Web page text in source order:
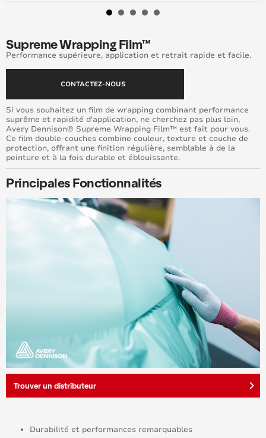
Supreme Wrapping Film™
Performance supérieure, application et retrait rapide et facile.
CONTACTEZ-NOUS
Si vous souhaitez un film de wrapping combinant performance
suprême et rapidité d'application, ne cherchez pas plus loin,
Avery Dennison® Supreme Wrapping Film™ est fait pour vous.
Ce film double-couches combine couleur, texture et couche de
protection, offrant une finition régulière, semblable à de la
peinture et à la fois durable et éblouissante.
Principales Fonctionnalités
Trouver un distributeur keyboard_arrow_right
Durabilité et performances remarquables